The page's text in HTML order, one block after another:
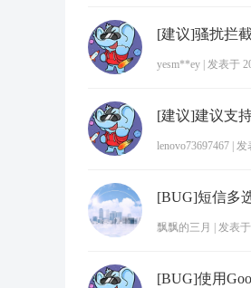
[建议]骚扰拦
yesm**ey 发表于
[建议]建议支
lenovo73697467 发
[BUG]短信多
飘飘的三月 发表
[BUG]使用